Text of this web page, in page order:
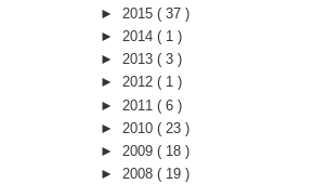
► 2015 ( 37 )
► 2014 ( 1 )
► 2013 ( 3 )
► 2012 ( 1 )
► 2011 ( 6 )
► 2010 ( 23 )
► 2009 ( 18 )
► 2008 ( 19 )